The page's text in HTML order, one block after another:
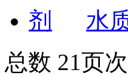
水
总数 21页